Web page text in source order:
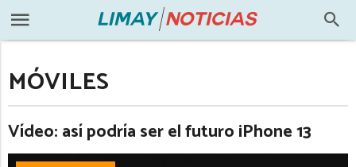
MÓVILES
Vídeo: así podría ser el futuro iPhone 13